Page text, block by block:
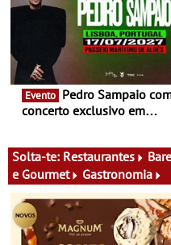
Evento
concerto exclusivo em
Solta-te: Restaurantes
e Gourmet
Gastronomia